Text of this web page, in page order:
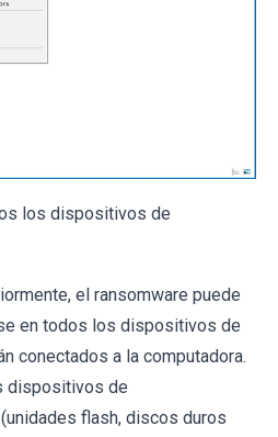
los dispositivos de
el ransomware puede
en todos los dispositivos de
conectados a la computadora.
dispositivos de
flash, discos duros